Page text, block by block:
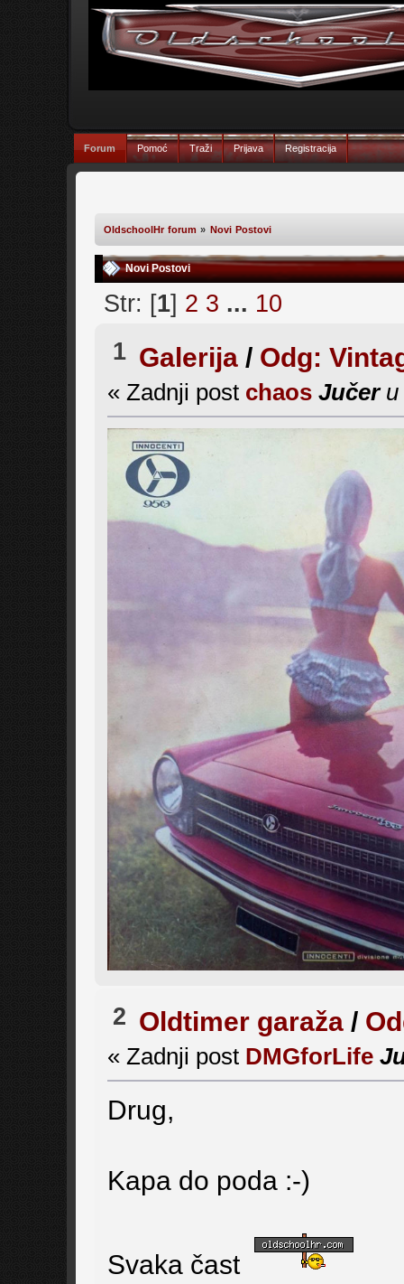
Forum Pomoć Traži Prijava Registracija
OldschoolHr forum» Novi Postovi
Novi Postovi
Str: [1] 2 3 ... 10
1 Galerija/ Odg:
« Zadnji post chaos Jučeru
2 Oldtimer garaža/
« Zadnji post DMGforLife
Drug,
Kapa do poda :-)
Svaka čast